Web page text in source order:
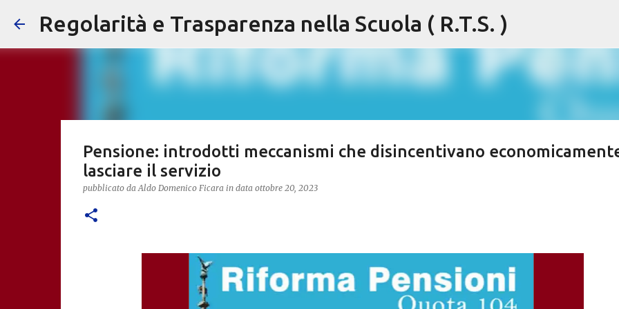
Passa ai contenuti principali
Regolarità e Trasparenza nella Scuola ( R.T.S. )
Pensione: introdotti meccanismi che disincentivano
lasciare il servizio
pubblicato daAldo Domenico Ficara in data ottobre 20, 2023